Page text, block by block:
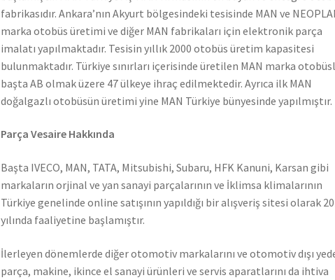
fabrikasıdır. Ankara’nın Akyurt bölgesindeki tesisinde MAN ve
marka otobüs üretimi ve diğer MAN fabrikaları için elektronik parça
imalatı yapılmaktadır. Tesisin yıllık 2000 otobüs üretim kapasitesi
bulunmaktadır. Türkiye sınırları içerisinde üretilen MAN marka
başta AB olmak üzere 47 ülkeye ihraç edilmektedir. Ayrıca ilk MAN
doğalgazlı otobüsün üretimi yine MAN Türkiye bünyesinde yapılmıştır.
Parça Vesaire Hakkında
Başta IVECO, MAN, TATA, Mitsubishi, Subaru, HFK Kanuni, Karsan gibi
markaların orjinal ve yan sanayi parçalarının ve İklimsa klimalarının
Türkiye genelinde online satışının yapıldığı bir alışveriş sitesi olarak
yılında faaliyetine başlamıştır.
İlerleyen dönemlerde diğer otomotiv markalarını ve otomotiv dışı
parça, makine, ikince el sanayi ürünleri ve servis aparatlarını da ihtiva